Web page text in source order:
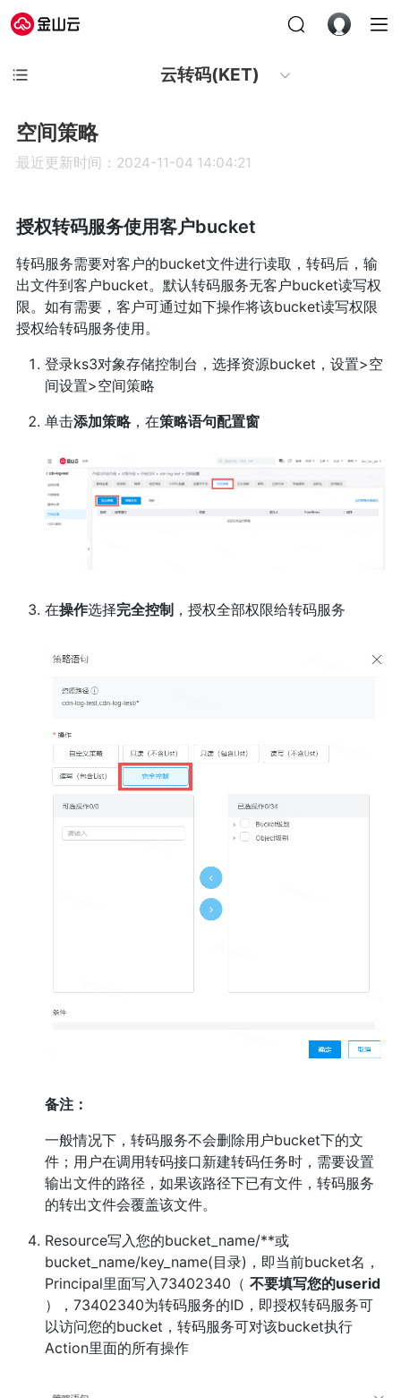
云转码(KET)
空间策略
最近更新时间：2024-11-04 14:04:21
授权转码服务使用客户bucket
转码服务需要对客户的bucket文件进行读取，转码后，输
出文件到客户bucket。默认转码服务无客户bucket读写权
限。如有需要，客户可通过如下操作将该bucket读写权限
授权给转码服务使用。
登录ks3对象存储控制台，选择资源bucket，设置>空
间设置>空间策略
单击添加策略，在策略语句配置窗
在操作选择完全控制 ，授权全部权限给转码服务
备注：
一般情况下，转码服务不会删除用户bucket下的文
件；用户在调用转码接口新建转码任务时，需要设置
输出文件的路径，如果该路径下已有文件，转码服务
的转出文件会覆盖该文件。
Resource写入您的bucket_name/**或
bucket_name/key_name(目录)，即当前bucket名，
Principal里面写入73402340（ 不要填写您的userid
），73402340为转码服务的ID，即授权转码服务可
以访问您的bucket，转码服务可对该bucket执行
Action里面的所有操作